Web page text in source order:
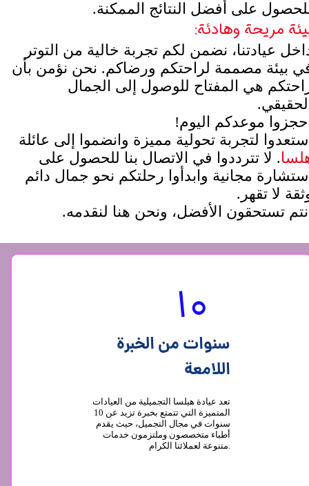
على أفضل النتائج الممكنة.
مريحة وهادئة:
عيادتنا، نضمن لكم تجربة خالية من التوتر
بيئة مصممة لراحتكم ورضاكم. نحن نؤمن بأن
هي المفتاح للوصول إلى الجمال
موعدكم اليوم!
لتجربة تحولية مميزة وانضموا إلى عائلة
. لا تترددوا في الاتصال بنا للحصول على
مجانية وابدأوا رحلتكم نحو جمال دائم
لا تقهر.
تستحقون الأفضل، ونحن هنا لنقدمه.
10
سنوات من الخبرة
اللامعة
تعد عيادة هيلسا التجميلية من العيادات
المتميزة التي تتمتع بخبرة تزيد عن 10
سنوات في مجال التجميل، حيث يقدم
أطباء متخصصون وملتزمون خدمات
متنوعة لعملائنا الكرام.